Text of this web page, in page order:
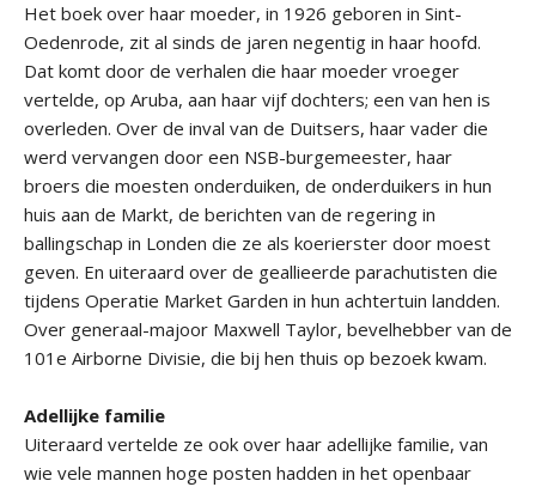
Het boek over haar moeder, in 1926 geboren in Sint-
Oedenrode, zit al sinds de jaren negentig in haar hoofd.
Dat komt door de verhalen die haar moeder vroeger
vertelde, op Aruba, aan haar vijf dochters; een van hen is
overleden. Over de inval van de Duitsers, haar vader die
werd vervangen door een NSB-burgemeester, haar
broers die moesten onderduiken, de onderduikers in hun
huis aan de Markt, de berichten van de regering in
ballingschap in Londen die ze als koerierster door moest
geven. En uiteraard over de geallieerde parachutisten die
tijdens Operatie Market Garden in hun achtertuin landden.
Over generaal-majoor Maxwell Taylor, bevelhebber van de
101e Airborne Divisie, die bij hen thuis op bezoek kwam.
Adellijke familie
Uiteraard vertelde ze ook over haar adellijke familie, van
wie vele mannen hoge posten hadden in het openbaar